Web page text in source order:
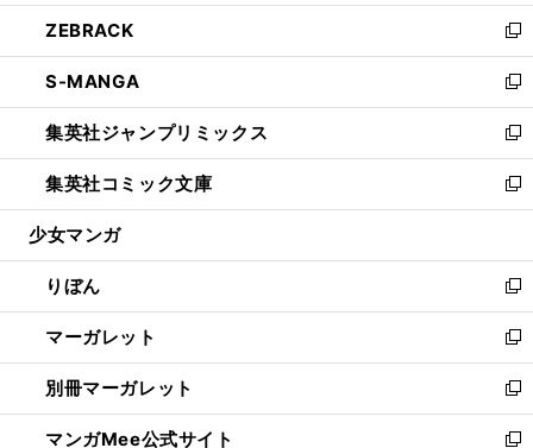
開
く
ウ
で
開
く
ン
ド
ウ
で
開
く
ウ
ィ
ン
ド
ウ
で
開
く
し
い
ウ
ィ
ン
ド
ウ
で
開
ZEBRACK
新
し
い
ウ
ィ
ン
ド
ウ
開
く
S-MANGA
新
し
い
ウ
ィ
ン
ウ
で
開
く
集英社ジャンプリミックス
新
し
い
ウ
ン
ド
ウ
で
開
く
集英社コミック文庫
新
し
ウ
ィ
ン
ド
ウ
で
開
く
少女マンガ
りぼん
新
し
い
ウ
ィ
ン
ド
マーガレット
新
し
い
ウ
ィ
別冊マーガレット
新
し
い
マンガMee公式サイト